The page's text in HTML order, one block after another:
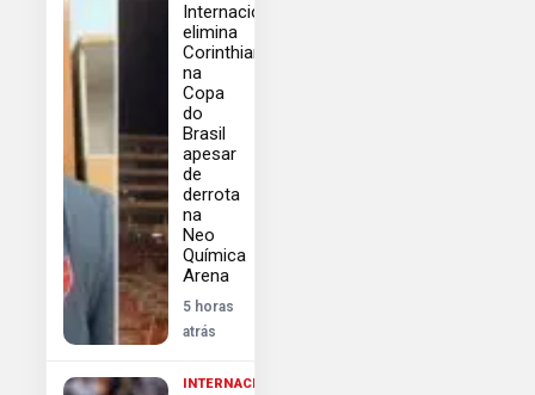
Internacional
elimina
Corinthians
na
Copa
do
Brasil
apesar
de
derrota
na
Neo
Química
Arena
5 horas
atrás
INTERNACIONAL